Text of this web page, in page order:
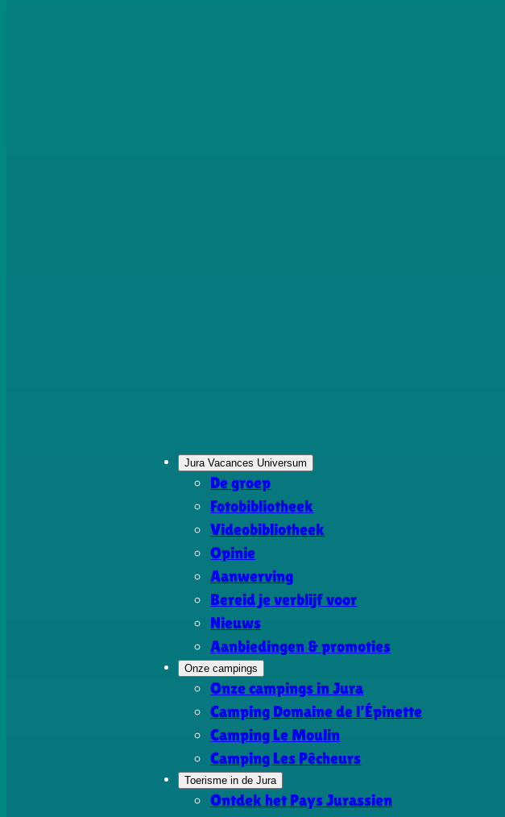
Jura Vacances Universum
De groep
Fotobibliotheek
Videobibliotheek
Opinie
Aanwerving
Bereid je verblijf voor
Nieuws
Aanbiedingen & promoties
Onze campings
Onze campings in Jura
Camping Domaine de l’Épinette
Camping Le Moulin
Camping Les Pêcheurs
Toerisme in de Jura
Ontdek het Pays Jurassien